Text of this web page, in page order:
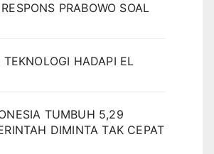
PRABOWO SOAL
TEKNOLOGI HADAPI EL
TUMBUH 5,29
DIMINTA TAK CEPAT